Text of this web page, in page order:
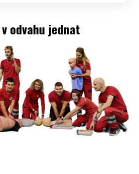
odvahu jednat